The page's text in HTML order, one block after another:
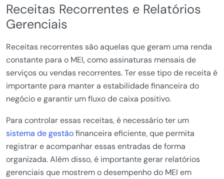
Receitas Recorrentes e Relatórios
Gerenciais
Receitas recorrentes são aquelas que geram uma renda
constante para o MEI, como assinaturas mensais de
serviços ou vendas recorrentes. Ter esse tipo de receita é
importante para manter a estabilidade financeira do
negócio e garantir um fluxo de caixa positivo.
Para controlar essas receitas, é necessário ter um
sistema de gestãofinanceira eficiente, que permita
registrar e acompanhar essas entradas de forma
organizada. Além disso, é importante gerar relatórios
gerenciais que mostrem o desempenho do MEI em